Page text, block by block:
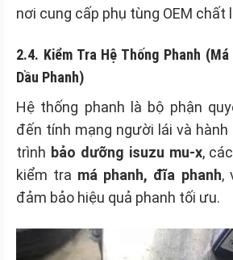
nơi cung cấp phụ tùng OEM chất
2.4. Kiểm Tra Hệ Thống Phanh
Dầu Phanh)
Hệ thống phanh là bộ phận
đến tính mạng người lái và hành
trình bảo dưỡng isuzu mu-x,
kiểm tra má phanh, đĩa phanh,
đảm bảo hiệu quả phanh tối ưu.